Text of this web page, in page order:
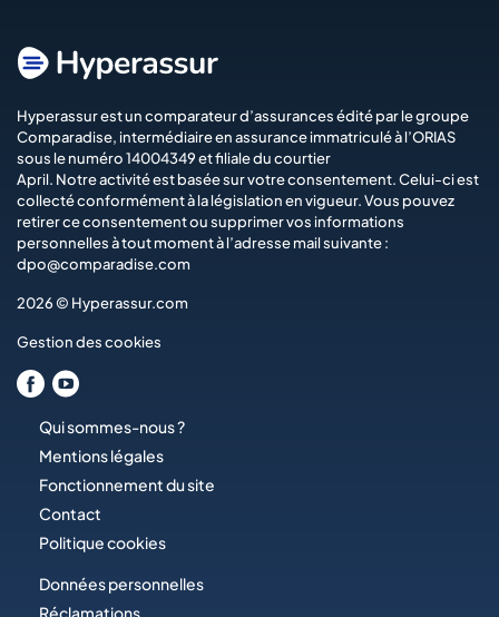
Hyperassur est un comparateur d’assurances édité par le groupe
Comparadise, intermédiaire en assurance immatriculé à l’ORIAS
sous le numéro 14004349 et filiale du courtier
April. Notre activité est basée sur votre consentement. Celui-ci est
collecté conformément à la législation en vigueur. Vous pouvez
retirer ce consentement ou supprimer vos informations
personnelles à tout moment à l’adresse mail suivante :
dpo@comparadise.com
2026 © Hyperassur.com
Gestion des cookies
Qui sommes-nous ?
Mentions légales
Fonctionnement du site
Contact
Politique cookies
Données personnelles